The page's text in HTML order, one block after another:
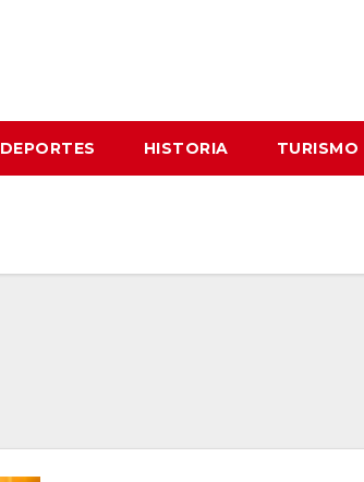
DEPORTES HISTORIA TURISMO